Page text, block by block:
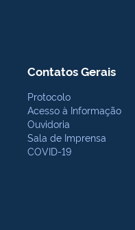
Contatos Gerais
Protocolo
Acesso à Informação
Ouvidoria
Sala de Imprensa
COVID-19